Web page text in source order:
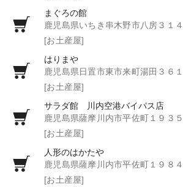
まぐろの館
鹿児島県いちき串木野市八房３１４
[お土産屋]
はりまや
鹿児島県日置市東市来町湯田３６
[お土産屋]
サラダ館 川内空港バイパス店
鹿児島県薩摩川内市平佐町１９３５
[お土産屋]
人形のはかたや
鹿児島県薩摩川内市平佐町１９８
[お土産屋]